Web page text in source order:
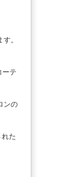
。
ーテ
ンの
た